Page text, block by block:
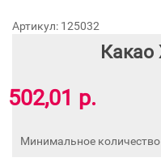
Артикул: 125032
Какао
502,01 р.
Минимальное количество